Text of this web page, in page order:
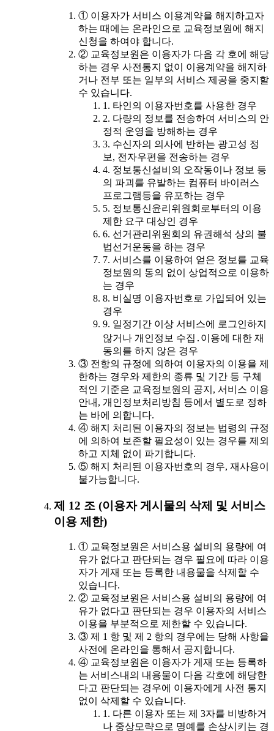
① 이용자가 서비스 이용계약을 해지하고자
하는 때에는 온라인으로 교육정보원에 해지
신청을 하여야 합니다.
② 교육정보원은 이용자가 다음 각 호에 해당
하는 경우 사전통지 없이 이용계약을 해지하
거나 전부 또는 일부의 서비스 제공을 중지할
수 있습니다.
1. 타인의 이용자번호를 사용한 경우
2. 다량의 정보를 전송하여 서비스의 안
정적 운영을 방해하는 경우
3. 수신자의 의사에 반하는 광고성 정
보, 전자우편을 전송하는 경우
4. 정보통신설비의 오작동이나 정보 등
의 파괴를 유발하는 컴퓨터 바이러스
프로그램등을 유포하는 경우
5. 정보통신윤리위원회로부터의 이용
제한 요구 대상인 경우
6. 선거관리위원회의 유권해석 상의 불
법선거운동을 하는 경우
7. 서비스를 이용하여 얻은 정보를 교육
정보원의 동의 없이 상업적으로 이용하
는 경우
8. 비실명 이용자번호로 가입되어 있는
경우
9. 일정기간 이상 서비스에 로그인하지
않거나 개인정보 수집․이용에 대한 재
동의를 하지 않은 경우
③ 전항의 규정에 의하여 이용자의 이용을 제
한하는 경우와 제한의 종류 및 기간 등 구체
적인 기준은 교육정보원의 공지, 서비스 이용
안내, 개인정보처리방침 등에서 별도로 정하
는 바에 의합니다.
④ 해지 처리된 이용자의 정보는 법령의 규정
에 의하여 보존할 필요성이 있는 경우를 제외
하고 지체 없이 파기합니다.
⑤ 해지 처리된 이용자번호의 경우, 재사용이
불가능합니다.
제 12 조 (이용자 게시물의 삭제 및 서비스
이용 제한)
① 교육정보원은 서비스용 설비의 용량에 여
유가 없다고 판단되는 경우 필요에 따라 이용
자가 게재 또는 등록한 내용물을 삭제할 수
있습니다.
② 교육정보원은 서비스용 설비의 용량에 여
유가 없다고 판단되는 경우 이용자의 서비스
이용을 부분적으로 제한할 수 있습니다.
③ 제 1 항 및 제 2 항의 경우에는 당해 사항을
사전에 온라인을 통해서 공지합니다.
④ 교육정보원은 이용자가 게재 또는 등록하
는 서비스내의 내용물이 다음 각호에 해당한
다고 판단되는 경우에 이용자에게 사전 통지
없이 삭제할 수 있습니다.
1. 다른 이용자 또는 제 3자를 비방하거
나 중상모략으로 명예를 손상시키는 경